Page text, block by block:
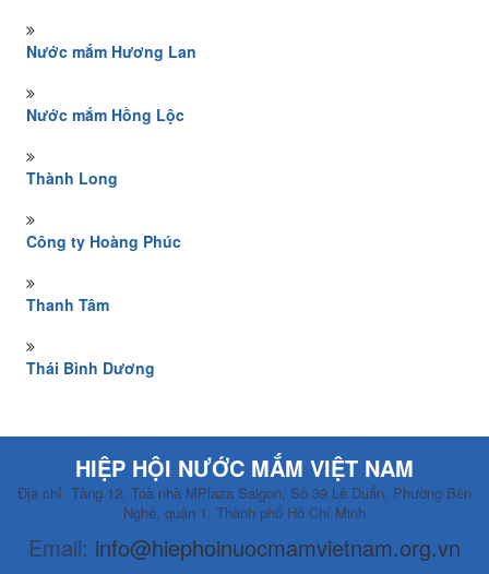
Nước mắm Hương Lan
Nước mắm Hồng Lộc
Thành Long
Công ty Hoàng Phúc
Thanh Tâm
Thái Bình Dương
HIỆP HỘI NƯỚC MẮM VIỆT NAM
Địa chỉ: Tầng 12, Toà nhà MPlaza Saigon, Số 39 Lê Duẩn, Phường Bến
Nghé, quận 1, Thành phố Hồ Chí Minh
Email: info@hiephoinuocmamvietnam.org.vn